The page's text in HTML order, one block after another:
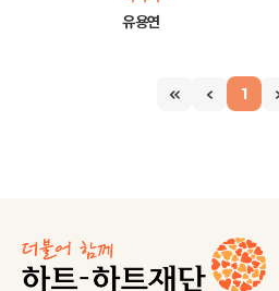
유용연
1